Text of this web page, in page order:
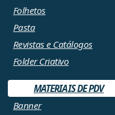
Folhetos
Pasta
Revistas e Catálogos
Folder Criativo
MATERIAIS DE PDV
Banner